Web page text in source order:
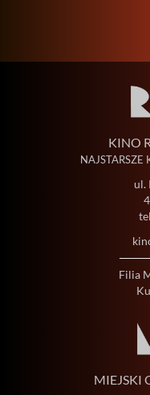
KINO
NAJSTARSZE
ul.
Filia
MIEJSKI